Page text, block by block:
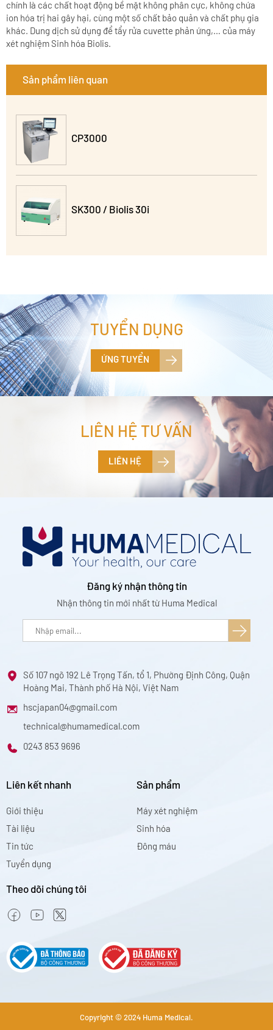
chính là các chất hoạt động bề mặt không phân cực, không chứa
ion hóa trị hai gây hại, cùng một số chất bảo quản và chất phụ gia
khác. Dung dịch sử dụng để tẩy rửa cuvette phản ứng,… của máy
xét nghiệm Sinh hóa Biolis.
Sản phẩm liên quan
CP3000
SK300 / Biolis 30i
TUYỂN DỤNG
ỨNG TUYỂN
LIÊN HỆ TƯ VẤN
LIÊN HỆ
Đăng ký nhận thông tin
Nhận thông tin mới nhất từ Huma Medical
Số 107 ngõ 192 Lê Trọng Tấn, tổ 1, Phường Định Công, Quận
Hoàng Mai, Thành phố Hà Nội, Việt Nam
hscjapan04@gmail.com
technical@humamedical.com
0243 853 9696
Liên kết nhanh
Giới thiệu
Tài liệu
Tin tức
Tuyển dụng
Sản phẩm
Máy xét nghiệm
Sinh hóa
Đông máu
Theo dõi chúng tôi
Copyright © 2024 Huma Medical.